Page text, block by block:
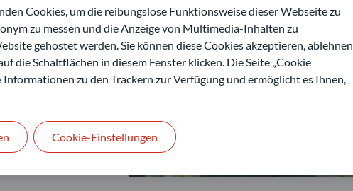
Cookies, um die reibungslose Funktionsweise dieser Webseite zu
zu messen und die Anzeige von Multimedia-Inhalten zu
gehostet werden. Sie können diese Cookies akzeptieren, ablehnen
die Schaltflächen in diesem Fenster klicken. Die Seite „Cookie
zu den Trackern zur Verfügung und ermöglicht es Ihnen,
Cookie-Einstellungen